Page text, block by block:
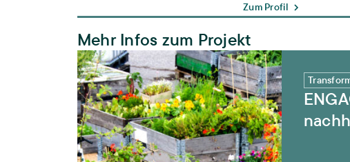
Zum Profil
Mehr Infos zum Projekt
ENGAGE – Engagement für nachhaltiges